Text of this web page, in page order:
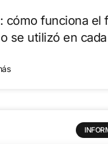
cómo funciona el
se utilizó en